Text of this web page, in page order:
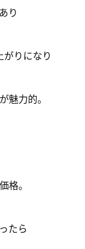
り
りになり
魅力的。
格。
たら